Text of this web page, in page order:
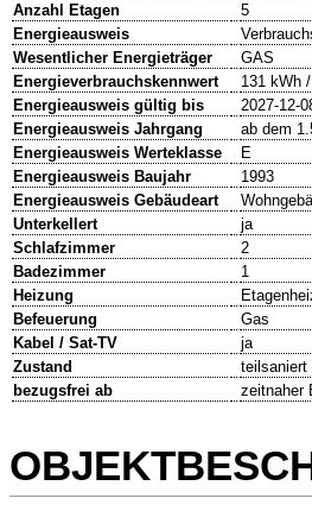
Anzahl Etagen
5
Energieausweis
Wesentlicher Energieträger
GAS
Energieverbrauchskennwert
131 kWh
Energieausweis gültig bis
2027-12-
Energieausweis Jahrgang
ab dem
Energieausweis Werteklasse
E
Energieausweis Baujahr
1993
Energieausweis Gebäudeart
Unterkellert
ja
Schlafzimmer
2
Badezimmer
1
Heizung
Befeuerung
Gas
Kabel / Sat-TV
ja
Zustand
teilsaniert
bezugsfrei ab
zeitnaher